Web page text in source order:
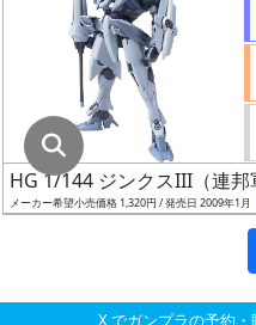
成
形
HG 1/144 ジンクスIII（連邦
メーカー希望小売価格 1,320円 / 発売日 2009年1月
X でガンプラの予約